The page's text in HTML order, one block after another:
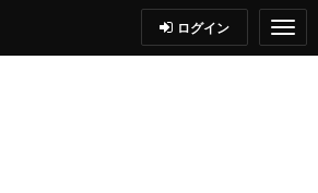
ログイン